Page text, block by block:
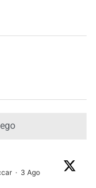
· 3 Ago